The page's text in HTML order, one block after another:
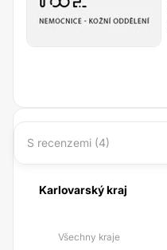
S recenzemi (4)
Karlovarský kraj
Všechny kraje